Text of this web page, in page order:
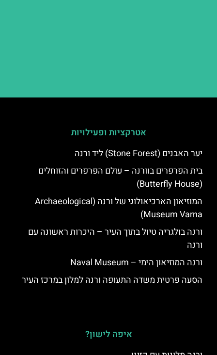
אטרקציות ופעילויות
יער האבנים (Stone Forest) ליד ורנה
בית הפרפרים בוורנה – עולם הפרפרים והזוחלים
(Butterfly House)
המוזיאון הארכיאולוגי של ורנה (Archaeological
Museum Varna)
ורנה בולגריה טיול בתוך העיר – היכרות ראשונה עם
ורנה
ורנה המוזיאון הימי – Naval Museum
הסעה פרטית משדה התעופה ורנה למלון במרכז העיר
איפה לישון?